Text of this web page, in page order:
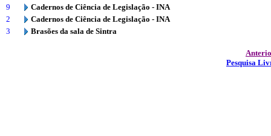
9
Cadernos de Ciência de Legislação - INA
2
Cadernos de Ciência de Legislação - INA
3
Brasões da sala de Sintra
Pesquisa